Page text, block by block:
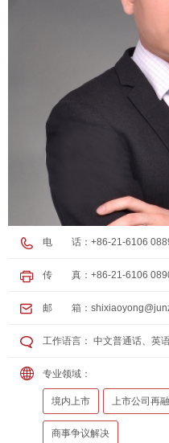
电 话：+86-21-6106
传 真：+86-21-6106
邮 箱：
工作语言： 中文普通话、英
专业领域：
境内上市 上市公司再
商事争议解决